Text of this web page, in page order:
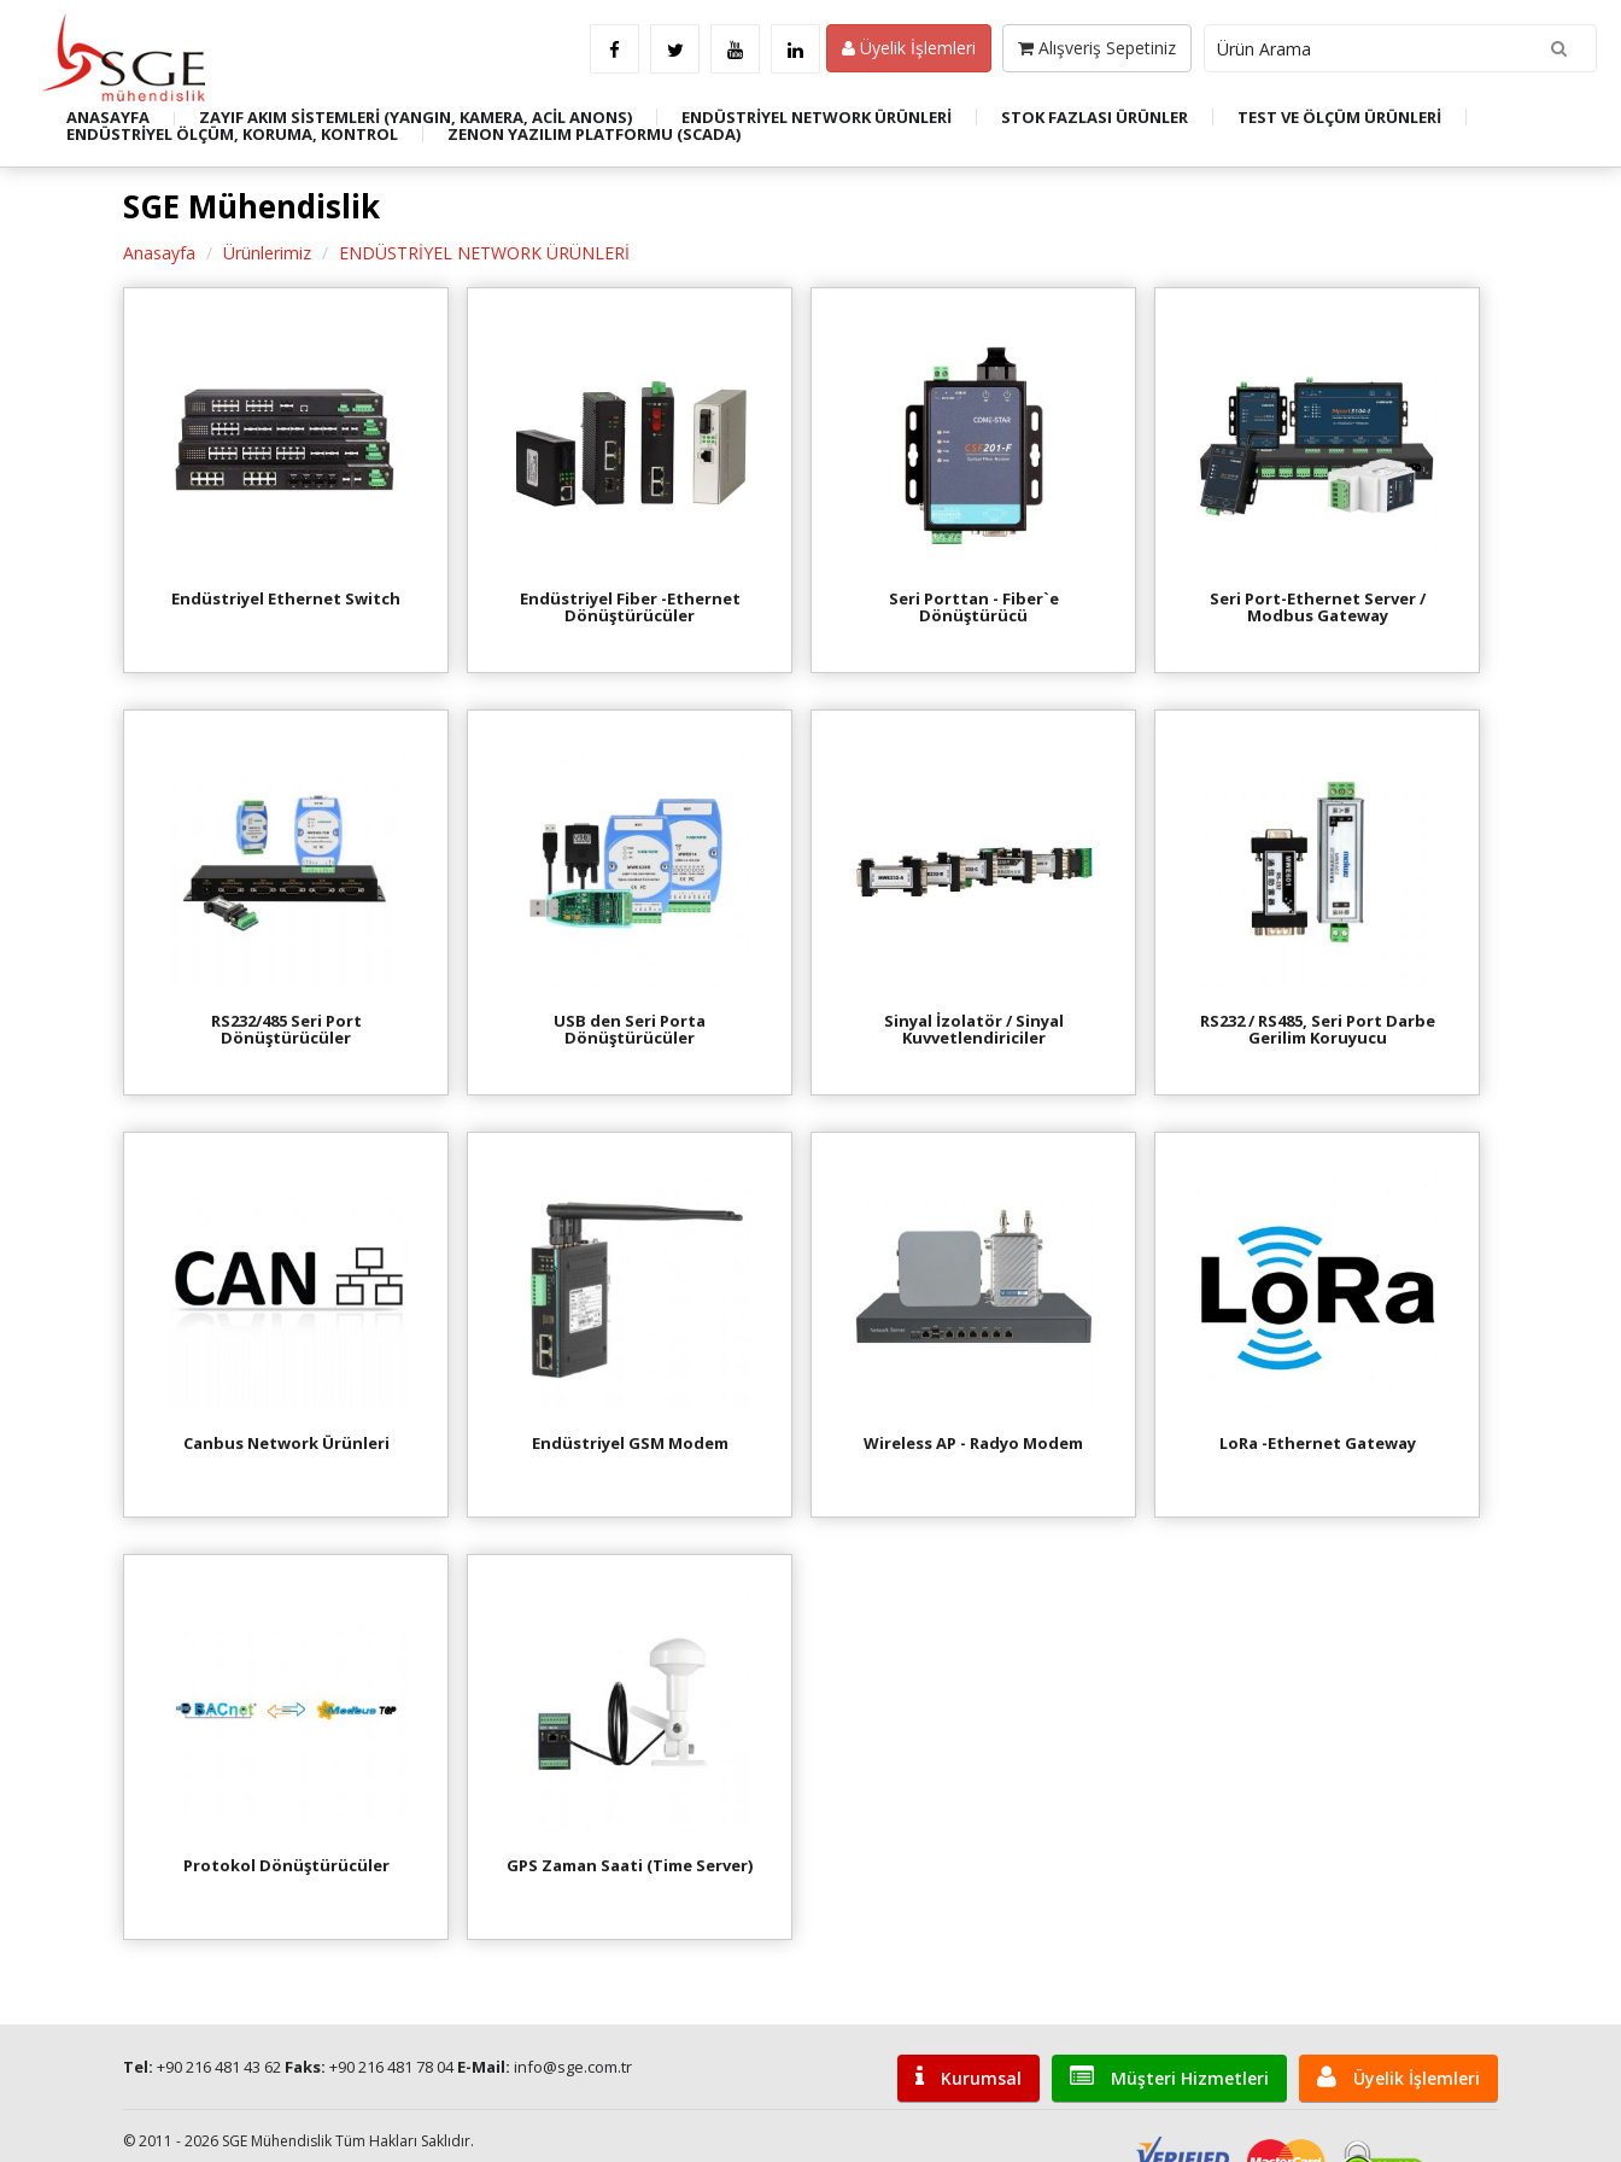
Üyelik İşlemleri Alışveriş Sepetiniz
ANASAYFA ZAYIF AKIM SİSTEMLERİ (YANGIN, KAMERA, ACİL ANONS) ENDÜSTRİYEL NETWORK ÜRÜNLERİ STOK FAZLASI ÜRÜNLER TEST VE ÖLÇÜM ÜRÜNLERİ
ENDÜSTRİYEL ÖLÇÜM, KORUMA, KONTROL ZENON YAZILIM PLATFORMU (SCADA)
SGE Mühendislik
Anasayfa Ürünlerimiz ENDÜSTRİYEL NETWORK ÜRÜNLERİ
Endüstriyel Ethernet Switch Endüstriyel Fiber -Ethernet
Dönüştürücüler
Seri Porttan - Fiber`e
Dönüştürücü
Seri Port-Ethernet Server /
Modbus Gateway
RS232/485 Seri Port
Dönüştürücüler
USB den Seri Porta
Dönüştürücüler
Sinyal İzolatör / Sinyal
Kuvvetlendiriciler
RS232 / RS485, Seri Port Darbe
Gerilim Koruyucu
Canbus Network Ürünleri Endüstriyel GSM Modem Wireless AP - Radyo Modem LoRa -Ethernet Gateway
Protokol Dönüştürücüler GPS Zaman Saati (Time Server)
Tel: +90 216 481 43 62 Faks: +90 216 481 78 04E-Mail: info@sge.com.tr Üyelik İşlemleri
Müşteri Hizmetleri
Kurumsal
© 2011 - 2026 SGE Mühendislik Tüm Hakları Saklıdır.